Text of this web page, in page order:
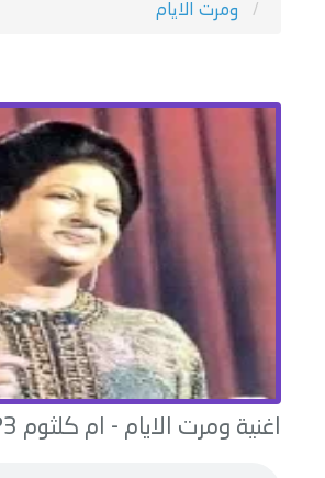
ومرت الايام
اغنية ومرت الايام - ام كلثوم